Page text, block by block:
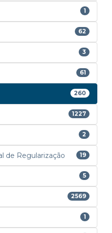
1
62
3
61
260
1227
2
de Regularização 19
5
2569
1